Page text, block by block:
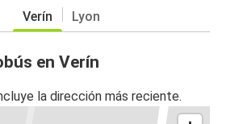
Verín Lyon
en Verín
la dirección más reciente.